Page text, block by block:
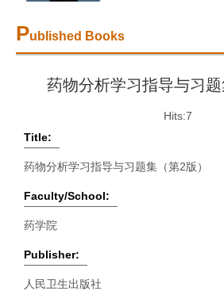
Published Books
药物分析学习指导与习题
Hits:7
Title:
药物分析学习指导与习题集（第2版）
Faculty/School:
药学院
Publisher:
人民卫生出版社